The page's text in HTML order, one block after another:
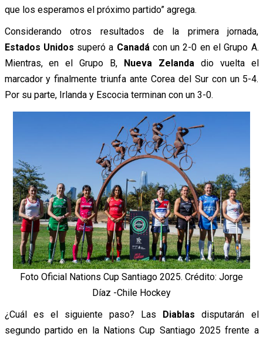
que los esperamos el próximo partido” agrega.
Considerando otros resultados de la primera jornada,
Estados Unidos superó a Canadá con un 2-0 en el Grupo A.
Mientras, en el Grupo B, Nueva Zelanda dio vuelta el
marcador y finalmente triunfa ante Corea del Sur con un 5-4.
Por su parte, Irlanda y Escocia terminan con un 3-0.
Foto Oficial Nations Cup Santiago 2025. Crédito: Jorge
Díaz -Chile Hockey
¿Cuál es el siguiente paso? Las
Diablas disputarán el
segundo partido en la Nations Cup Santiago 2025 frente a